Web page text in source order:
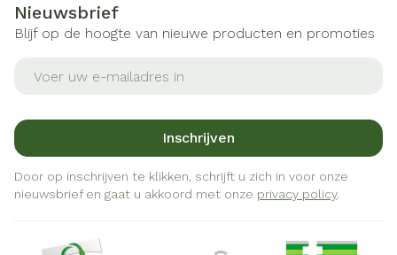
Nieuwsbrief
Blijf op de hoogte van nieuwe producten en promoties
Inschrijven
Door op inschrijven te klikken, schrijft u zich in voor onze
nieuwsbrief en gaat u akkoord met onze privacy policy.